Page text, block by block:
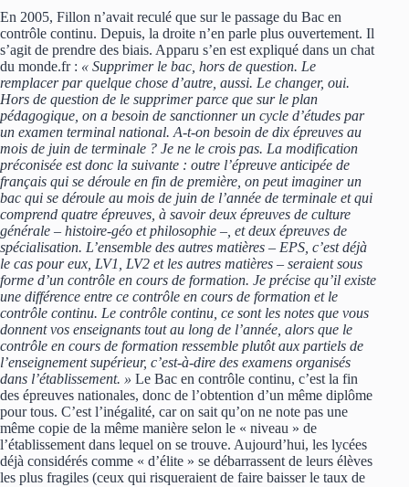
En 2005, Fillon n’avait reculé que sur le passage du Bac en
contrôle continu. Depuis, la droite n’en parle plus ouvertement. Il
s’agit de prendre des biais. Apparu s’en est expliqué dans un chat
du monde.fr : « Supprimer le bac, hors de question. Le
remplacer par quelque chose d’autre, aussi. Le changer, oui.
Hors de question de le supprimer parce que sur le plan
pédagogique, on a besoin de sanctionner un cycle d’études par
un examen terminal national. A-t-on besoin de dix épreuves au
mois de juin de terminale ? Je ne le crois pas. La modification
préconisée est donc la suivante : outre l’épreuve anticipée de
français qui se déroule en fin de première, on peut imaginer un
bac qui se déroule au mois de juin de l’année de terminale et qui
comprend quatre épreuves, à savoir deux épreuves de culture
générale – histoire-géo et philosophie –, et deux épreuves de
spécialisation. L’ensemble des autres matières – EPS, c’est déjà
le cas pour eux, LV1, LV2 et les autres matières – seraient sous
forme d’un contrôle en cours de formation. Je précise qu’il existe
une différence entre ce contrôle en cours de formation et le
contrôle continu. Le contrôle continu, ce sont les notes que vous
donnent vos enseignants tout au long de l’année, alors que le
contrôle en cours de formation ressemble plutôt aux partiels de
l’enseignement supérieur, c’est-à-dire des examens organisés
dans l’établissement. » Le Bac en contrôle continu, c’est la fin
des épreuves nationales, donc de l’obtention d’un même diplôme
pour tous. C’est l’inégalité, car on sait qu’on ne note pas une
même copie de la même manière selon le « niveau » de
l’établissement dans lequel on se trouve. Aujourd’hui, les lycées
déjà considérés comme « d’élite » se débarrassent de leurs élèves
les plus fragiles (ceux qui risqueraient de faire baisser le taux de